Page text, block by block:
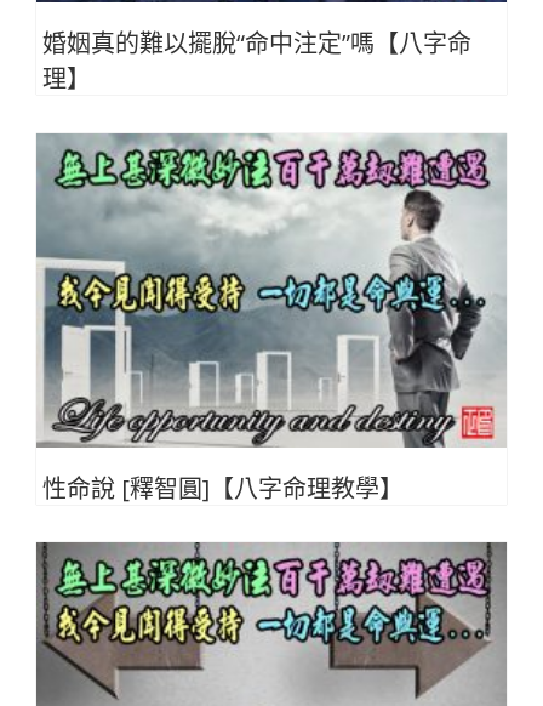
婚姻真的難以擺脫“命中注定”嗎【八字命
理】
性命說 [釋智圓]【八字命理教學】